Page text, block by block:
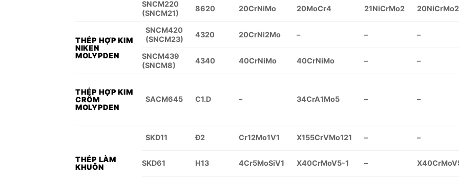
SNCM220
(SNCM21)
8620 20CrNiMo 20MoCr4 21NiCrMo2
THÉP HỢP KIM
NIKEN
MOLYPDEN
SNCM420
(SNCM23)
4320 20CrNi2Mo – – –
SNCM439
(SNCM8)
4340 40CrNiMo 40CrNiMo – –
THÉP HỢP KIM
CRÔM
MOLYPDEN
SACM645 C1.D – 34CrA1Mo5 – –
THÉP LÀM
KHUÔN
SKD11 Đ2 Cr12Mo1V1 X155CrVMo121 – –
SKD61 H13 4Cr5MoSiV1 X40CrMoV5-1 –